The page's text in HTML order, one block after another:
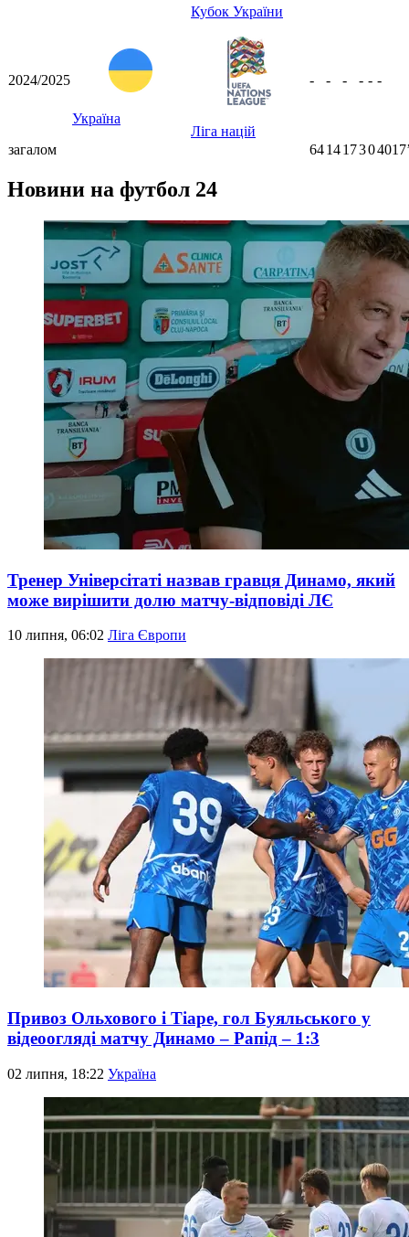
Кубок України
2024/2025
Україна
Ліга націй
- - - - - -
загалом 64141730
Новини на футбол 24
Тренер Універсітаті назвав гравця Динамо, який
може вирішити долю матчу-відповіді ЛЄ
10 липня, 06:02 Ліга Європи
Привоз Ольхового і Тіаре, гол Буяльського у
відеоогляді матчу Динамо – Рапід – 1:3
02 липня, 18:22 Україна